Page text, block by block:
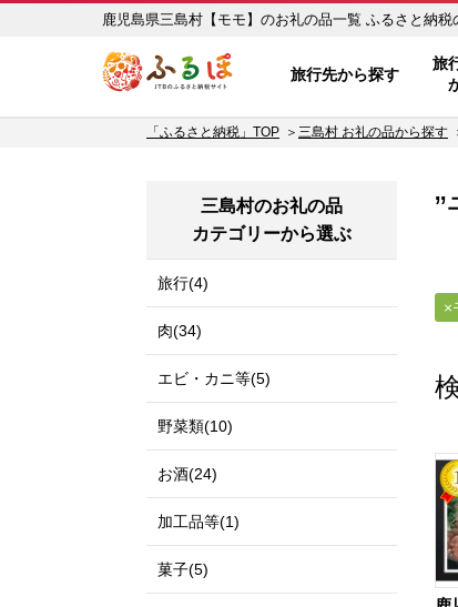
鹿児島県三島村【
旅行先から探す
旅
「ふるさと納税」TOP 三島村 お礼の品から探す
三島村のお礼の品
カテゴリーから選ぶ
旅行(4)
肉(34)
エビ・カニ等(5)
野菜類(10)
お酒(24)
加工品等(1)
菓子(5)